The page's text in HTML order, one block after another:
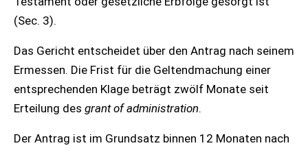
(Sec. 3).
Das Gericht entscheidet über den Antrag nach seinem
Ermessen. Die Frist für die Geltendmachung einer
entsprechenden Klage beträgt zwölf Monate seit
Erteilung des grant of administration.
Der Antrag ist im Grundsatz binnen 12 Monaten nach